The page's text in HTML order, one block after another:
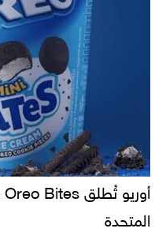
المتحدة